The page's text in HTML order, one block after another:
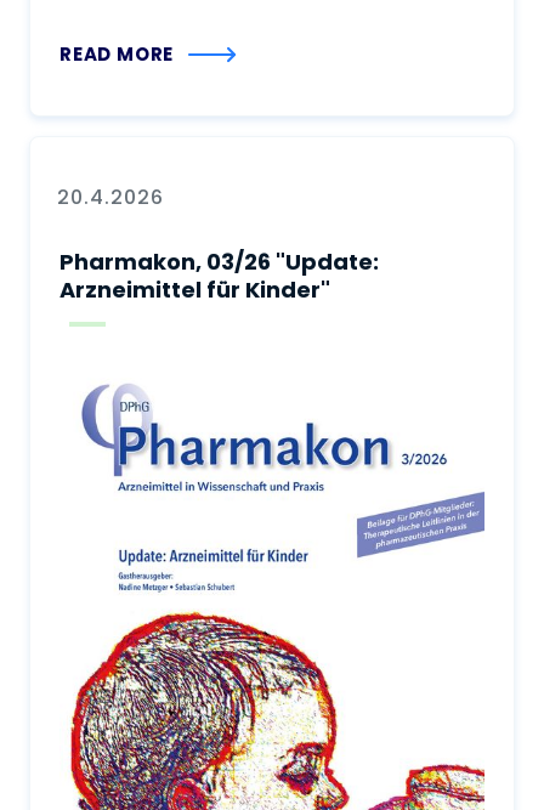
READ MORE
20.4.2026
Pharmakon, 03/26 "Update:
Arzneimittel für Kinder"